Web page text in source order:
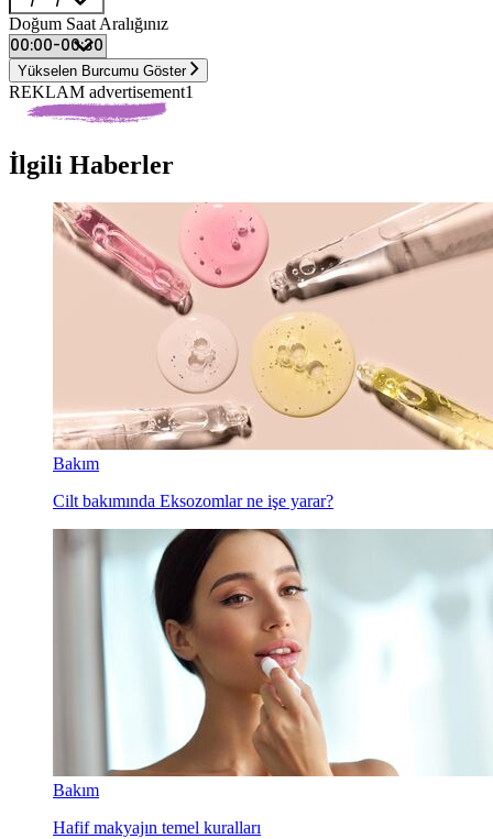
Doğum Saat Aralığınız
Yükselen Burcumu Göster
REKLAM advertisement1
İlgili Haberler
Bakım
Cilt bakımında Eksozomlar ne işe yarar?
Bakım
Hafif makyajın temel kuralları